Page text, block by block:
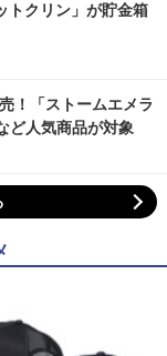
トクリン」が貯金箱
！「ストームエメラ
ど人気商品が対象